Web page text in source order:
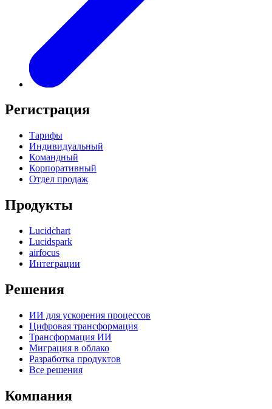
Регистрация
Тарифы
Индивидуальный
Командный
Корпоративный
Отдел продаж
Продукты
Lucidchart
Lucidspark
airfocus
Интеграции
Решения
ИИ для ускорения процессов
Цифровая трансформация
Трансформация ИИ
Миграция в облако
Разработка продуктов
Все решения
Компания